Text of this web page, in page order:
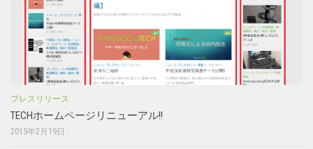
プレスリリース
TECHホームページリニューアル!!
2015年2月19日